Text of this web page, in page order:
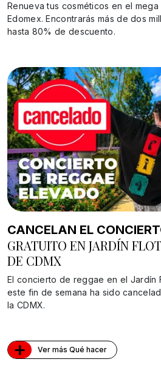
Renueva tus cosméticos en el
Edomex. Encontrarás más de dos
hasta 80% de descuento.
CANCELAN EL
GRATUITO EN JARDÍN
DE CDMX
El concierto de reggae en el Jardín
este fin de semana ha sido
la CDMX.
+ Ver más Qué hacer